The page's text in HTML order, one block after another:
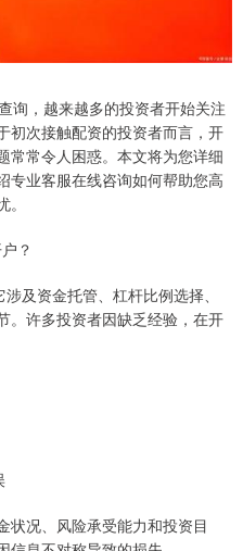
询，越来越多的投资者开始关注
初次接触配资的投资者而言，开
常常令人困惑。本文将为您详细
专业客服在线咨询如何帮助您高
？
及资金托管、杠杆比例选择、
。许多投资者因缺乏经验，在开
状况、风险承受能力和投资目